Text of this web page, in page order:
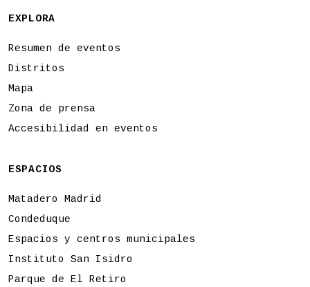
EXPLORA
Resumen de eventos
Distritos
Mapa
Zona de prensa
Accesibilidad en eventos
ESPACIOS
Matadero Madrid
Condeduque
Espacios y centros municipales
Instituto San Isidro
Parque de El Retiro